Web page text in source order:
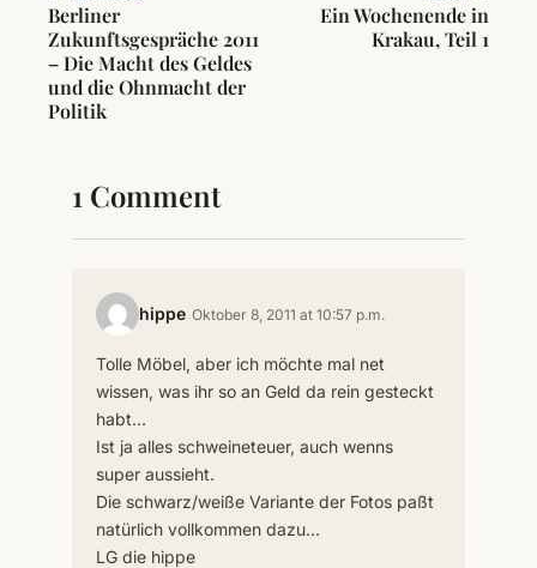
Berliner
Zukunftsgespräche 2011
– Die Macht des Geldes
und die Ohnmacht der
Politik
Ein Wochenende in
Krakau, Teil 1
1 Comment
hippe Oktober 8, 2011 at 10:57 p.m.
Tolle Möbel, aber ich möchte mal net
wissen, was ihr so an Geld da rein gesteckt
habt…
Ist ja alles schweineteuer, auch wenns
super aussieht.
Die schwarz/weiße Variante der Fotos paßt
natürlich vollkommen dazu…
LG die hippe